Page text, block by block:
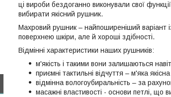
ці вироби бездоганно виконували свої
вибирати якісний рушник.
Махровий рушник – найпоширеніший варіант
поверхнею шкіри, але й хороші здібності.
Відмінні характеристики наших рушників:
м'якість і такими вони залишаються
приємні тактильні відчуття – м'яка
відмінна вологоубиральність – за
масажні властивості - основи петлі,